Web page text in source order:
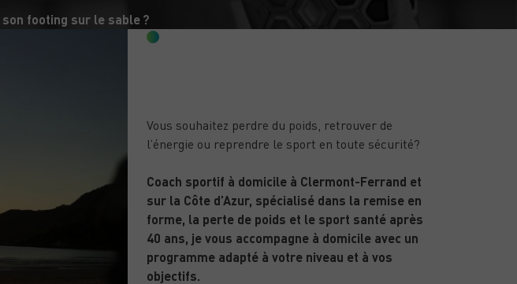
footing sur le sable ?
Vous souhaitez perdre du poids, retrouver de
l’énergie ou reprendre le sport en toute sécurité?
Coach sportif à domicile à Clermont-Ferrand et
sur la Côte d’Azur, spécialisé dans la remise en
forme, la perte de poids et le sport santé après
40 ans, je vous accompagne à domicile avec un
programme adapté à votre niveau et à vos
objectifs.